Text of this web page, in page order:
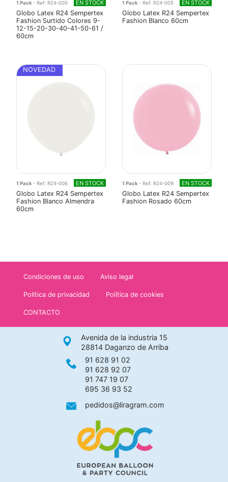
1 Pack - Ref: R24-000 EN STOCK
Globo Latex R24 Sempertex
Fashion Surtido Colores 9-
12-15-20-30-40-41-50-61 /
60cm
1 Pack - Ref: R24-005 EN STOCK
Globo Latex R24 Sempertex
Fashion Blanco 60cm
NOVEDAD
1 Pack- Ref: R24-006 EN STOCK
Globo Latex R24 Sempertex
Fashion Blanco Almendra
60cm
1 Pack- Ref: R24-009 EN STOCK
Globo Latex R24 Sempertex
Fashion Rosado 60cm
Condiciones de uso Aviso legal
Política de privacidad Política de cookies
CONTACTO
Avenida de la industria 15
28814 Daganzo de Arriba
91 628 91 02
91 628 92 07
91 747 19 07
695 36 93 52
pedidos@liragram.com